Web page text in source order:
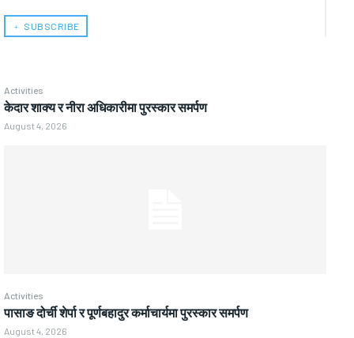
﹢ SUBSCRIBE
Activities
केदार शाक्य र नीरा अधिकारीमा पुरस्कार समर्पण
August 4, 2026
Activities
पासाङ दोर्ची शेर्पा र पूर्णबहादुर कर्माचार्यमा पुरस्कार समर्पण
August 4, 2026